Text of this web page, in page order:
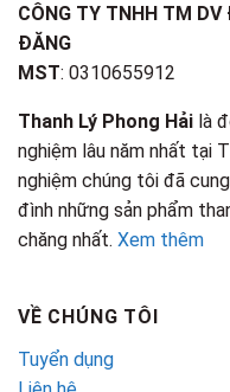
CÔNG TY TNHH TM DV
ĐĂNG
MST: 0310655912
Thanh Lý Phong Hải là
nghiệm lâu năm nhất tại
nghiệm chúng tôi đã
đình những sản phẩm
chăng nhất. Xem thêm
VỀ CHÚNG TÔI
Tuyển dụng